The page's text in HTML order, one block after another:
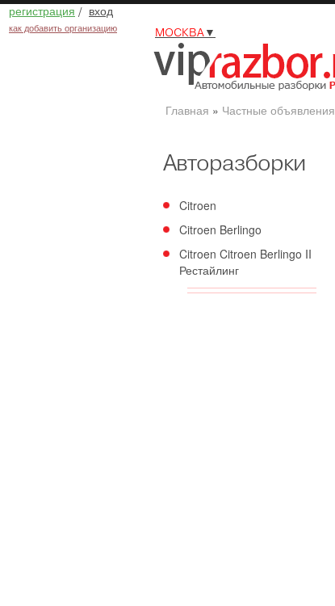
регистрация / вход
как добавить организацию МОСКВА▼
Главная » Частные объявления
Авторазборки
Citroen
Citroen Berlingo
Citroen Citroen Berlingo II
Рестайлинг